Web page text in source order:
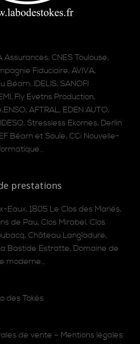
Assurances, CNES Toulouse,
Fiduciaire, AVIVA,
Béarn, IDELIS, SANOFI
Fly Evetns Production,
AFTRAL, EDEN AUTO,
Stressless Ekornes, Derlin
Béarn et Soule, CCi Nouvelle-
prestations
Eaux, 1805 Le Clos des Mariés,
de Pau, Clos Mirabel, Clos
Château Langladure,
Bastide Estratte, Domaine de
moderne…
des Tokés
de vente – Mentions légales